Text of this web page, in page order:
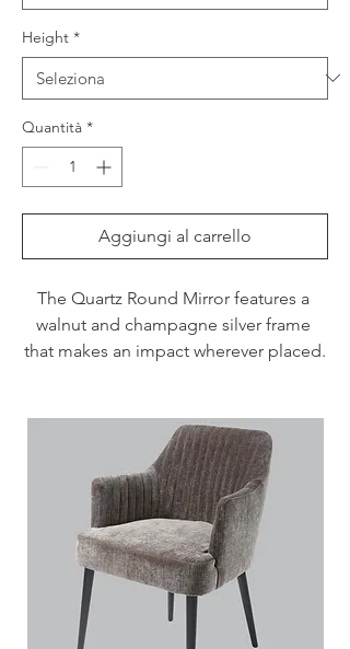
Height *
Quantità *
Aggiungi al carrello
The Quartz Round Mirror features a
walnut and champagne silver frame
that makes an impact wherever placed.